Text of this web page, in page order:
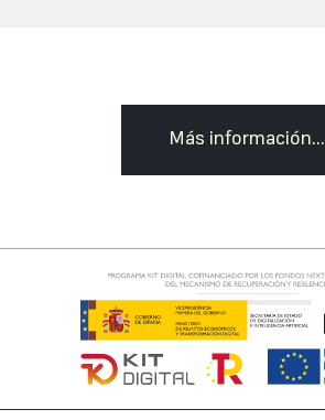
Más información...